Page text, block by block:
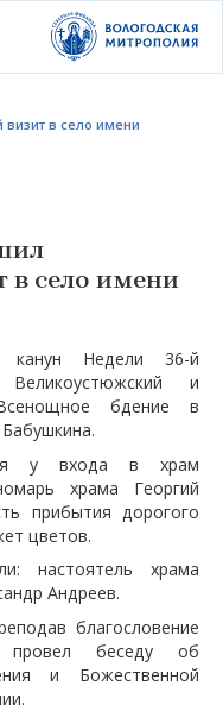
в село имени
в село имени
Недели 36-й
и
бдение в
у входа в храм
храма Георгий
прибытия дорогого
цветов.
настоятель храма
Андреев.
благословение
провел беседу об
и Божественной